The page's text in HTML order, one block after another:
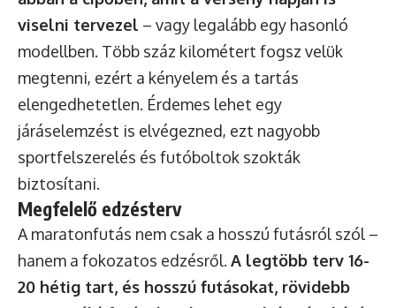
viselni tervezel – vagy legalább egy hasonló
modellben. Több száz kilométert fogsz velük
megtenni, ezért a kényelem és a tartás
elengedhetetlen. Érdemes lehet egy
járáselemzést is elvégezned, ezt nagyobb
sportfelszerelés és futóboltok szokták
biztosítani.
Megfelelő edzésterv
A maratonfutás nem csak a hosszú futásról szól –
hanem a fokozatos edzésről. A legtöbb terv 16-
20 hétig tart, és hosszú futásokat, rövidebb